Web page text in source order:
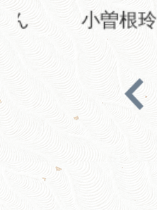
30
間
小曽根玲奈さん